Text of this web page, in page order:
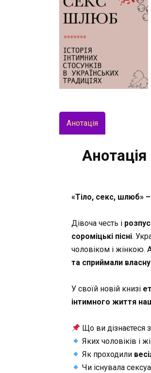
Анотація
«Тіло, секс, шлюб»
Дівоча честь і
сороміцькі пісні.
чоловіком і жінкою.
та сприймали
У своїй новій книзі
інтимного життя
Що ви дізнаєтеся
Яких чоловіків і
Як проходили
Чи існувала